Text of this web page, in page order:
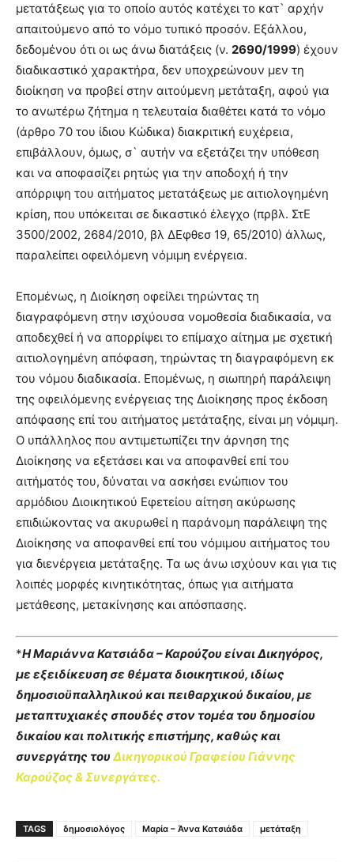
μετατάξεως για το οποίο αυτός κατέχει το κατ` αρχήν
απαιτούμενο από το νόμο τυπικό προσόν. Εξάλλου,
δεδομένου ότι οι ως άνω διατάξεις (ν. 2690/1999) έχουν
διαδικαστικό χαρακτήρα, δεν υποχρεώνουν μεν τη
διοίκηση να προβεί στην αιτούμενη μετάταξη, αφού για
το ανωτέρω ζήτημα η τελευταία διαθέτει κατά το νόμο
(άρθρο 70 του ίδιου Κώδικα) διακριτική ευχέρεια,
επιβάλλουν, όμως, σ` αυτήν να εξετάζει την υπόθεση
και να αποφασίζει ρητώς για την αποδοχή ή την
απόρριψη του αιτήματος μετατάξεως με αιτιολογημένη
κρίση, που υπόκειται σε δικαστικό έλεγχο (πρβλ. ΣτΕ
3500/2002, 2684/2010, βλ ΔΕφθεσ 19, 65/2010) άλλως,
παραλείπει οφειλόμενη νόμιμη ενέργεια.
Επομένως, η Διοίκηση οφείλει τηρώντας τη
διαγραφόμενη στην ισχύουσα νομοθεσία διαδικασία, να
αποδεχθεί ή να απορρίψει το επίμαχο αίτημα με σχετική
αιτιολογημένη απόφαση, τηρώντας τη διαγραφόμενη εκ
του νόμου διαδικασία. Επομένως, η σιωπηρή παράλειψη
της οφειλόμενης ενέργειας της Διοίκησης προς έκδοση
απόφασης επί του αιτήματος μετάταξης, είναι μη νόμιμη.
Ο υπάλληλος που αντιμετωπίζει την άρνηση της
Διοίκησης να εξετάσει και να αποφανθεί επί του
αιτήματός του, δύναται να ασκήσει ενώπιον του
αρμόδιου Διοικητικού Εφετείου αίτηση ακύρωσης
επιδιώκοντας να ακυρωθεί η παράνομη παράλειψη της
Διοίκησης να αποφανθεί επί του νόμιμου αιτήματος του
για διενέργεια μετάταξης. Τα ως άνω ισχύουν και για τις
λοιπές μορφές κινητικότητας, όπως για αιτήματα
μετάθεσης, μετακίνησης και απόσπασης.
*Η Μαριάννα Κατσιάδα – Καρούζου είναι Δικηγόρος,
με εξειδίκευση σε θέματα διοικητικού, ιδίως
δημοσιοϋπαλληλικού και πειθαρχικού δικαίου, με
μεταπτυχιακές σπουδές στον τομέα του δημοσίου
δικαίου και πολιτικής επιστήμης, καθώς και
συνεργάτης του Δικηγορικού Γραφείου Γιάννης
Καρούζος & Συνεργάτες.
TAGS δημοσιολόγος Μαρία – Άννα Κατσιάδα μετάταξη